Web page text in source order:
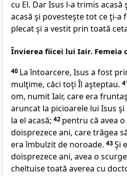
cu El. Dar Isus l-a trimis acasă
acasă şi povesteşte tot ce ţi-a
plecat şi a vestit prin toată
Învierea fiicei lui Iair. Femeia
40 La întoarcere, Isus a fost
mulţime, căci toţi Îl aşteptau.
om, numit Iair, care era
aruncat la picioarele lui Isus şi
la el acasă; 42 pentru că avea
doisprezece ani, care trăgea
era îmbulzit de noroade. 43Şi
doisprezece ani, avea o
cheltuise toată averea cu